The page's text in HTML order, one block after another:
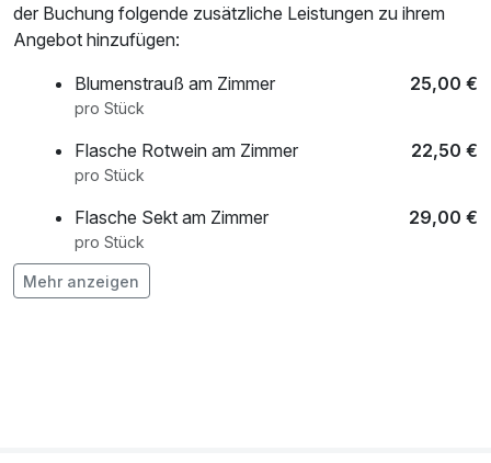
der Buchung folgende zusätzliche Leistungen zu ihrem
Angebot hinzufügen:
Blumenstrauß am Zimmer
25,00 €
pro Stück
Flasche Rotwein am Zimmer 22,50 €
pro Stück
Flasche Sekt am Zimmer 29,00 €
pro Stück
Flasche Weißwein am Zimmer
Mehr anzeigen